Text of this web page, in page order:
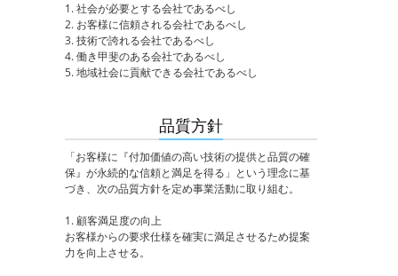
1. 社会が必要とする会社であるべし
2. お客様に信頼される会社であるべし
3. 技術で誇れる会社であるべし
4. 働き甲斐のある会社であるべし
5. 地域社会に貢献できる会社であるべし
品質方針
「お客様に『付加価値の高い技術の提供と品質の確
保』が永続的な信頼と満足を得る」という理念に基
づき、次の品質方針を定め事業活動に取り組む。
1. 顧客満足度の向上
お客様からの要求仕様を確実に満足させるため提案
力を向上させる。